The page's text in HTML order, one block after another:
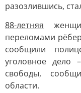
разозлившись,
88-летняя
переломами
сообщили
уголовное
свободы,
области.